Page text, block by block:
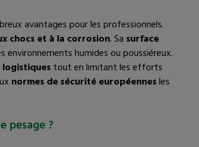
un accès incliné.
pour plateforme de pesage est un
indispensablepour améliorer la
de vos opérations de pesage.
avantages pour les professionnels.
chocs et à la corrosion. Sa surface
environnements humides ou poussiéreux.
tout en limitant les efforts
normes de sécurité européennesles
pesage ?